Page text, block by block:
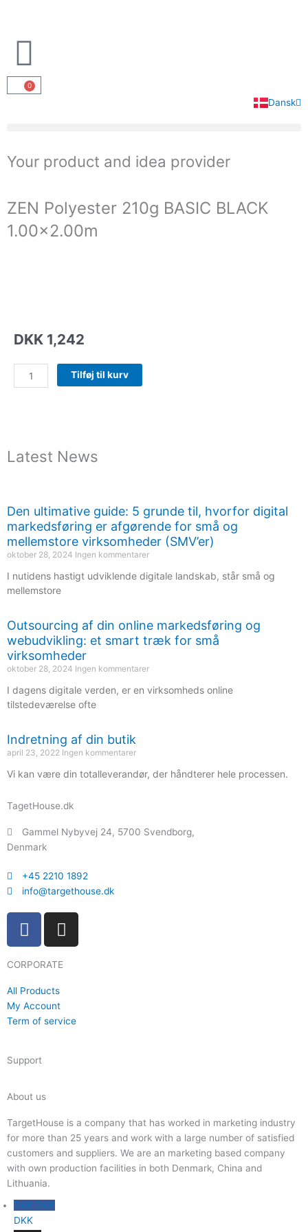
0
Kurv
Dansk
English
Your product and idea provider
ZEN Polyester 210g BASIC BLACK
1.00×2.00m
DKK 1,242
ZEN
Polyester
antal
Tilføj til kurv
Latest News
Den ultimative guide: 5 grunde til, hvorfor digital
markedsføring er afgørende for små og
mellemstore virksomheder (SMV’er)
oktober 28, 2024 Ingen kommentarer
I nutidens hastigt udviklende digitale landskab, står små og
mellemstore
Outsourcing af din online markedsføring og
webudvikling: et smart træk for små
virksomheder
oktober 28, 2024 Ingen kommentarer
I dagens digitale verden, er en virksomheds online
tilstedeværelse ofte
Indretning af din butik
april 23, 2022 Ingen kommentarer
Vi kan være din totalleverandør, der håndterer hele processen.
TagetHouse.dk
Gammel Nybyvej 24, 5700 Svendborg,
Denmark
+45 2210 1892
info@targethouse.dk
F
a
e
b
o
o
I
n
t
g
r
CORPORATE
All Products
My Account
Term of service
Support
About us
TargetHouse is a company that has worked in marketing industry
for more than 25 years and work with a large number of satisfied
customers and suppliers. We are an marketing based company
with own production facilities in both Denmark, China and
Lithuania.
DKK DKK
DKK